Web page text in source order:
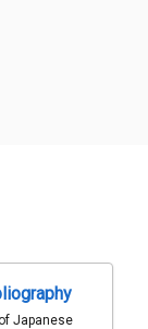
Japanese